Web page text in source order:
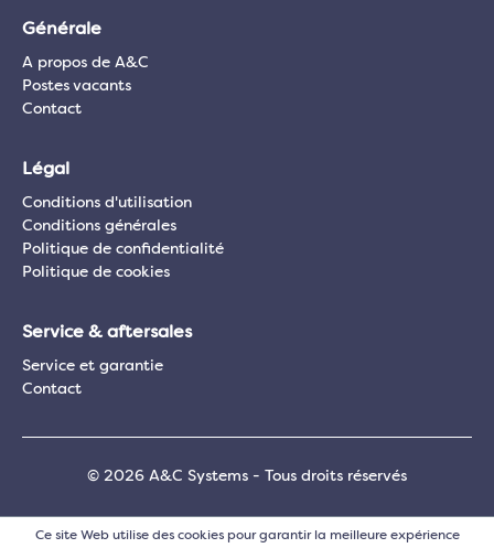
Générale
A propos de A&C
Postes vacants
Contact
Légal
Conditions d'utilisation
Conditions générales
Politique de confidentialité
Politique de cookies
Service & aftersales
Service et garantie
Contact
© 2026 A&C Systems - Tous droits réservés
Ce site Web utilise des cookies pour garantir la meilleure expérience